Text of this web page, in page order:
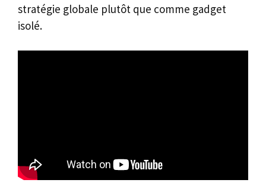
stratégie globale plutôt que comme gadget
isolé.